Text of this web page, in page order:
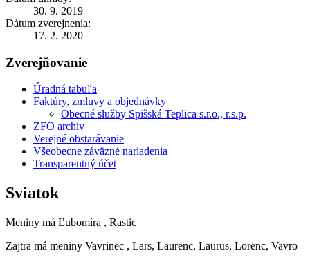
30. 9. 2019
Dátum zverejnenia:
17. 2. 2020
Zverejňovanie
Úradná tabuľa
Faktúry, zmluvy a objednávky
Obecné služby Spišská Teplica s.r.o., r.s.p.
ZFO archiv
Verejné obstarávanie
Všeobecne záväzné nariadenia
Transparentný účet
Sviatok
Meniny má Ľubomíra , Rastic
Zajtra má meniny Vavrinec , Lars, Laurenc, Laurus, Lorenc, Vavro